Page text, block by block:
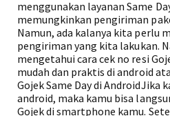
menggunakan layanan Same
memungkinkan pengiriman
Namun, ada kalanya kita perlu
pengiriman yang kita lakukan.
mengetahui cara cek no resi
mudah dan praktis di android
Gojek Same Day di AndroidJika
android, maka kamu bisa
Gojek di smartphone kamu.